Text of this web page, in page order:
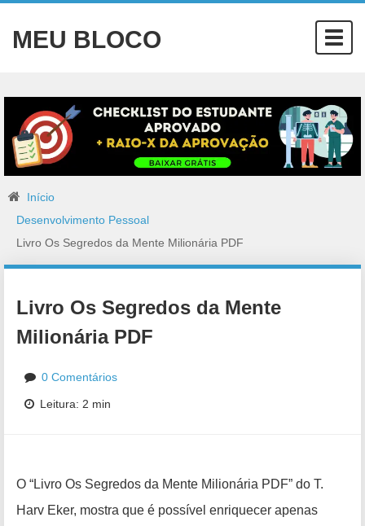
MEU BLOCO
Início
Desenvolvimento Pessoal
Livro Os Segredos da Mente Milionária PDF
Livro Os Segredos da Mente
Milionária PDF
0 Comentários
Leitura: 2 min
O “Livro Os Segredos da Mente Milionária PDF” do T.
Harv Eker, mostra que é possível enriquecer apenas